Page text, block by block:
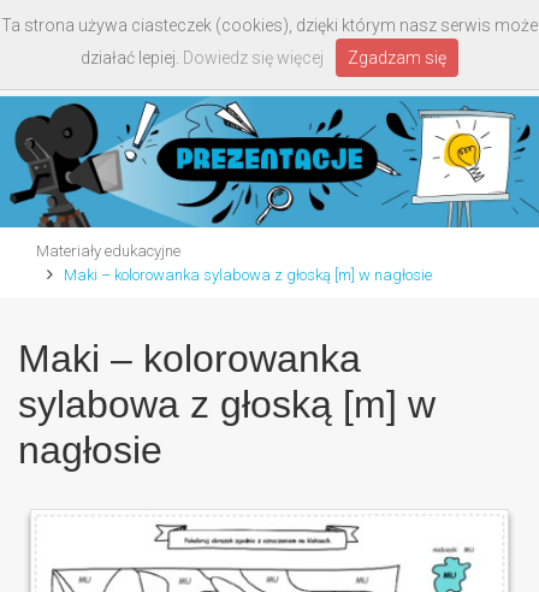
Materiały edukacyjne
Maki – kolorowanka sylabowa z głoską [m] w nagłosie
Maki – kolorowanka
sylabowa z głoską [m] w
nagłosie
Ta strona używa ciasteczek (cookies), dzięki którym nasz serwis może
działać lepiej. Dowiedz się więcej Zgadzam się